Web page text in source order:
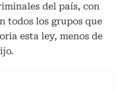
del país, con
todos los grupos que
esta ley, menos de